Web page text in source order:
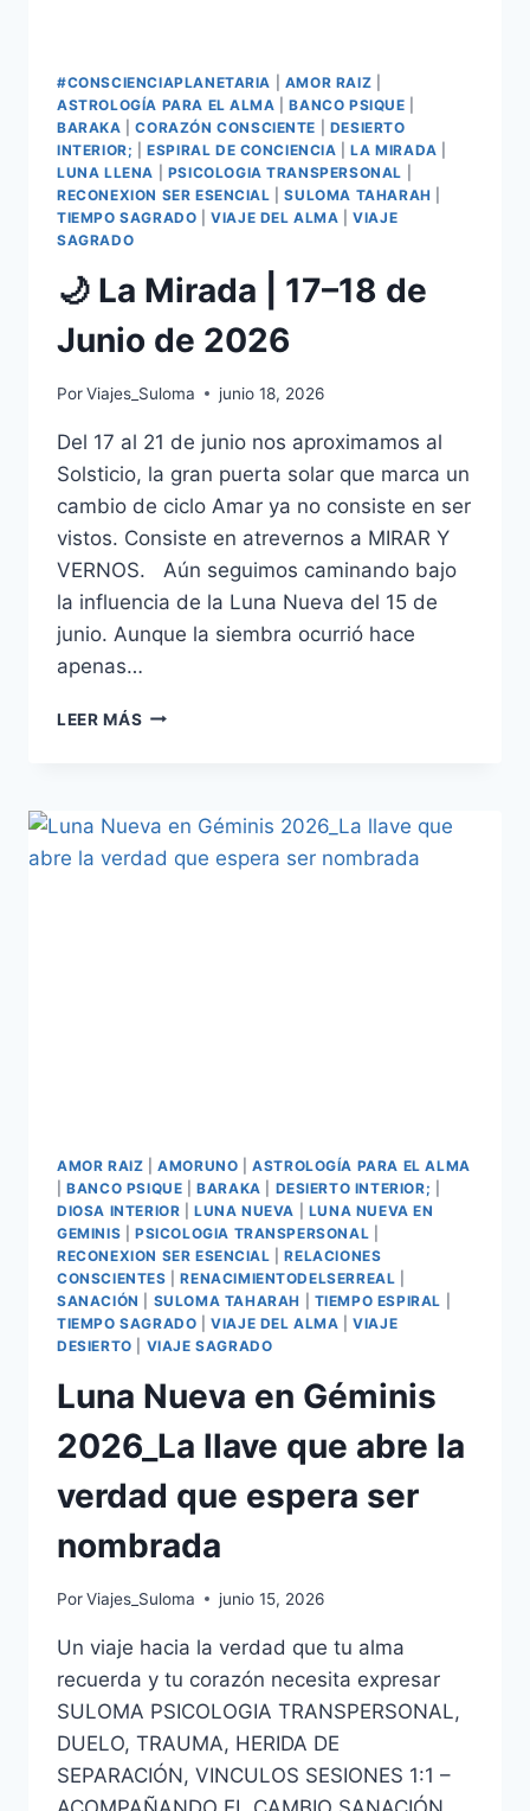
#CONSCIENCIAPLANETARIA AMOR RAIZ
ASTROLOGÍA PARA EL ALMA |BANCO PSIQUE
BARAKA |CORAZÓN CONSCIENTE
DESIERTO
INTERIOR; |ESPIRAL DE CONCIENCIA |LA MIRADA
LUNA LLENA
PSICOLOGIA TRANSPERSONAL
RECONEXION SER ESENCIAL |SULOMA TAHARAH
TIEMPO SAGRADO |VIAJE DEL ALMA |VIAJE
SAGRADO
🌙 La Mirada | 17–18 de
Junio de 2026
PorViajes_Suloma junio 18, 2026
Del 17 al 21 de junio nos aproximamos al
Solsticio, la gran puerta solar que marca un
cambio de ciclo Amar ya no consiste en ser
vistos. Consiste en atrevernos a MIRAR Y
VERNOS. Aún seguimos caminando bajo
la influencia de la Luna Nueva del 15 de
junio. Aunque la siembra ocurrió hace
apenas…
LEER MÁS
AMOR RAIZ |AMORUNO |ASTROLOGÍA PARA EL ALMA
|BANCO PSIQUE |BARAKA DESIERTO INTERIOR;
DIOSA INTERIOR |LUNA NUEVA
LUNA NUEVA EN
GEMINIS
PSICOLOGIA TRANSPERSONAL
RECONEXION SER ESENCIAL |RELACIONES
CONSCIENTES |RENACIMIENTODELSERREAL
SANACIÓN
SULOMA TAHARAH TIEMPO ESPIRAL
TIEMPO SAGRADO |VIAJE DEL ALMA |VIAJE
DESIERTO
VIAJE SAGRADO
Luna Nueva en Géminis
2026_La llave que abre la
verdad que espera ser
nombrada
PorViajes_Suloma junio 15, 2026
Un viaje hacia la verdad que tu alma
recuerda y tu corazón necesita expresar
SULOMA PSICOLOGIA TRANSPERSONAL,
DUELO, TRAUMA, HERIDA DE
SEPARACIÓN, VINCULOS SESIONES 1:1 –